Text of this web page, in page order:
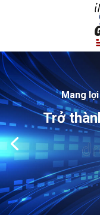
Mang
Trở